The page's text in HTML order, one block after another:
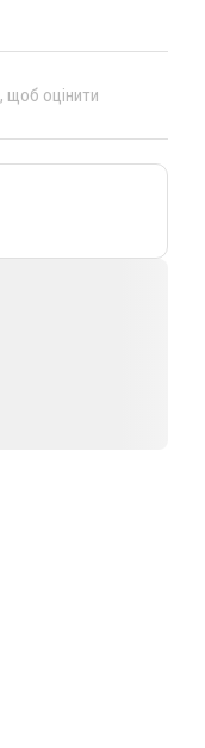
, щоб оцінити